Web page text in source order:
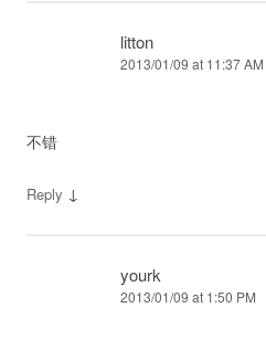
litton
2013/01/09 at 11:37 AM
不错
Reply ↓
yourk
2013/01/09 at 1:50 PM